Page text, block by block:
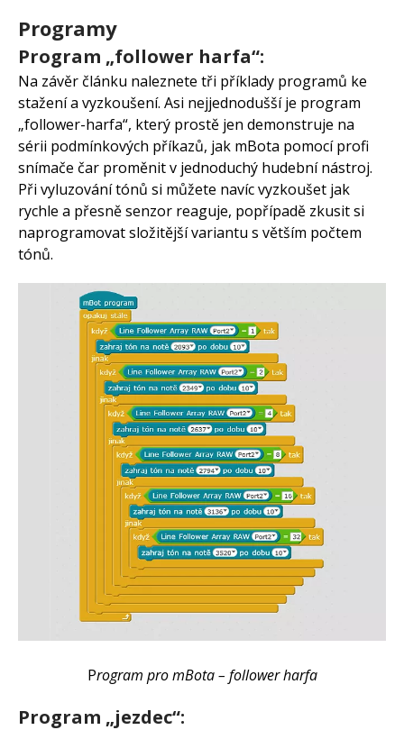
Programy
Program „follower harfa“:
Na závěr článku naleznete tři příklady programů ke
stažení a vyzkoušení. Asi nejjednodušší je program
„follower-harfa“, který prostě jen demonstruje na
sérii podmínkových příkazů, jak mBota pomocí profi
snímače čar proměnit v jednoduchý hudební nástroj.
Při vyluzování tónů si můžete navíc vyzkoušet jak
rychle a přesně senzor reaguje, popřípadě zkusit si
naprogramovat složitější variantu s větším počtem
tónů.
Program pro mBota – follower harfa
Program „jezdec“: